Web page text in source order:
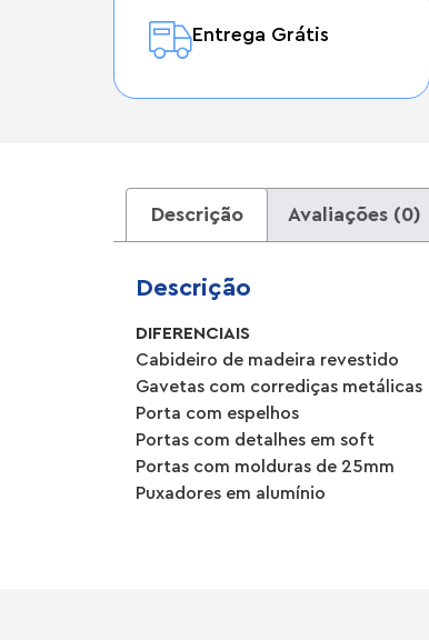
Entrega Grátis
Descrição Avaliações (0)
Descrição
DIFERENCIAIS
Cabideiro de madeira revestido
Gavetas com corrediças metálicas
Porta com espelhos
Portas com detalhes em soft
Portas com molduras de 25mm
Puxadores em alumínio